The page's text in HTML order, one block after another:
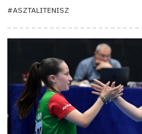
#ASZTALITENISZ